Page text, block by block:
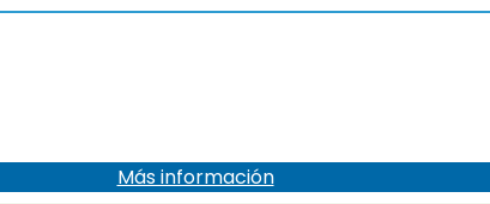
Más información